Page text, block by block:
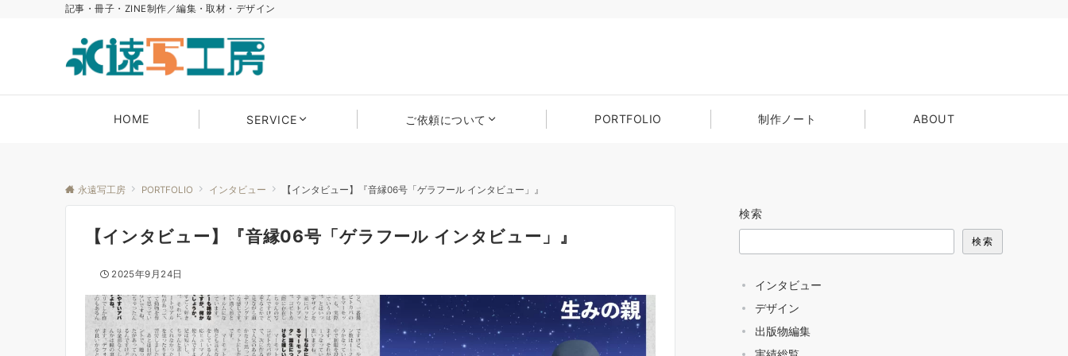
記事・冊子・ZINE制作／編集・取材・デザイン
HOME SERVICE ご依頼について PORTFOLIO 制作ノート ABOUT
永遠写工房 PORTFOLIO インタビュー 【インタビュー】『音縁06号「ゲラフール インタビュー」』
【インタビュー】『音縁06号「ゲラフール インタビュー」』
2025年9月24日
検索
検索
インタビュー
デザイン
出版物編集